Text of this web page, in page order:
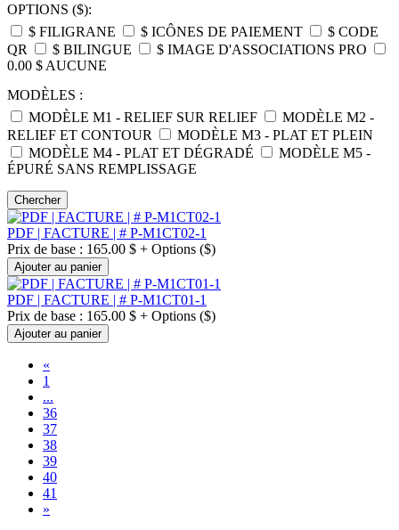
OPTIONS ($):
$ FILIGRANE
$ ICÔNES DE PAIEMENT
$ CODE
QR
$ BILINGUE
$ IMAGE D'ASSOCIATIONS PRO
0.00 $ AUCUNE
MODÈLES :
MODÈLE M1 - RELIEF SUR RELIEF
MODÈLE M2 -
RELIEF ET CONTOUR
MODÈLE M3 - PLAT ET PLEIN
MODÈLE M4 - PLAT ET DÉGRADÉ
MODÈLE M5 -
ÉPURÉ SANS REMPLISSAGE
Chercher
PDF | FACTURE | # P-M1CT02-1
Prix de base : 165.00 $ + Options ($)
Ajouter au panier
PDF | FACTURE | # P-M1CT01-1
Prix de base : 165.00 $ + Options ($)
Ajouter au panier
«
1
...
36
37
38
39
40
41
»